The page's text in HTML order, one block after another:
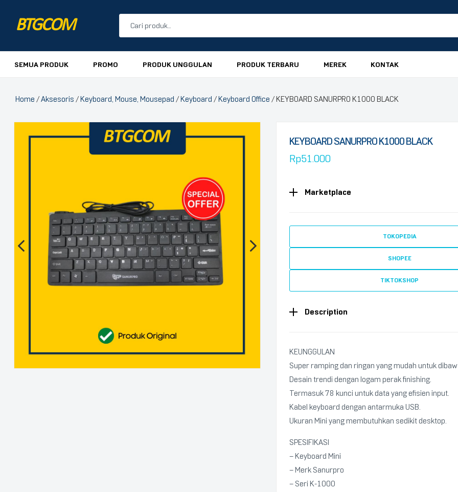
BTGCOM
SEMUA PRODUK PROMO PRODUK UNGGULAN PRODUK TERBARU MEREK KONTAK
Home /Aksesoris /Keyboard, Mouse, Mousepad /Keyboard /Keyboard Office / KEYBOARD SANURPRO K1000 BLACK
🔍
KEYBOARD SANURPRO K1000 BLACK
Rp51.000
Marketplace
TOKOPEDIA
SHOPEE
TIKTOKSHOP
Description
KEUNGGULAN
Super ramping dan ringan yang mudah untuk
Desain trendi dengan logam perak finishing.
Termasuk 78 kunci untuk data yang efisien input.
Kabel keyboard dengan antarmuka USB.
Ukuran Mini yang membutuhkan sedikit desktop.
SPESIFIKASI
– Keyboard Mini
– Merk Sanurpro
– Seri K-1000